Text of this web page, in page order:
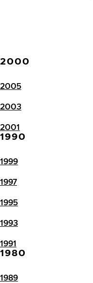
2000
2005
2003
2001
1990
1999
1997
1995
1993
1991
1980
1989